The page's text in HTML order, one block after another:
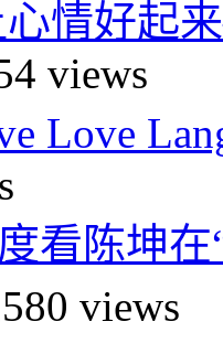
情好起
views
Love
看陈坤
views